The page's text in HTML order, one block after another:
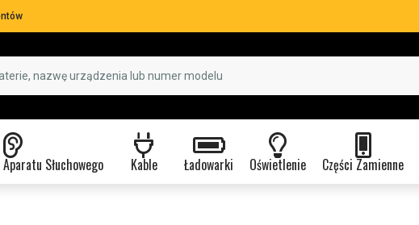
Słuchowego Kable Ładowarki Oświetlenie Części Zamienne